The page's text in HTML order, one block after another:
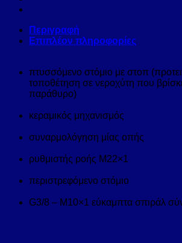
Περιγραφή
Επιπλέον πληροφορίες
πτυσσόμενο στόμιο με στοπ
τοποθέτηση σε νεροχύτη που
παράθυρο)
κεραμικός μηχανισμός
συναρμολόγηση μίας οπής
ρυθμιστής ροής M22×1
περιστρεφόμενο στόμιο
G3/8 – M10×1 εύκαμπτα σπιράλ